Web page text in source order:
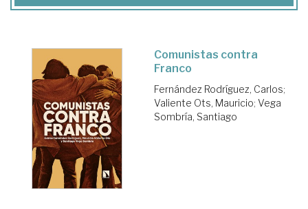
Comunistas contra
Franco
Fernández Rodríguez, Carlos;
Valiente Ots, Mauricio; Vega
Sombría, Santiago